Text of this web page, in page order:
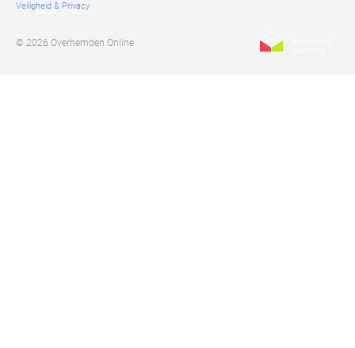
Veiligheid & Privacy
© 2026 Overhemden Online